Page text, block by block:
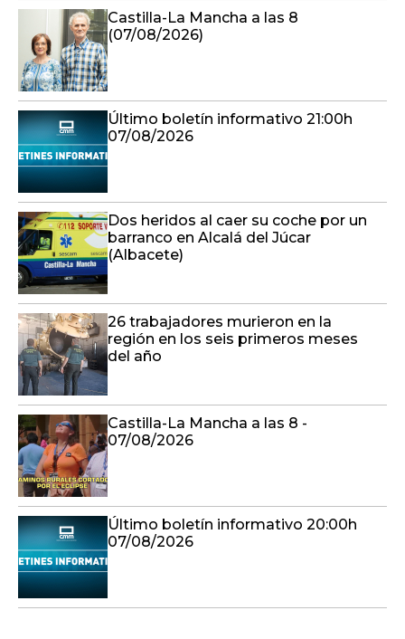
Castilla-La Mancha a las 8
(07/08/2026)
Último boletín informativo 21:00h
07/08/2026
Dos heridos al caer su coche por un
barranco en Alcalá del Júcar
(Albacete)
26 trabajadores murieron en la
región en los seis primeros meses
del año
Castilla-La Mancha a las 8 -
07/08/2026
Último boletín informativo 20:00h
07/08/2026